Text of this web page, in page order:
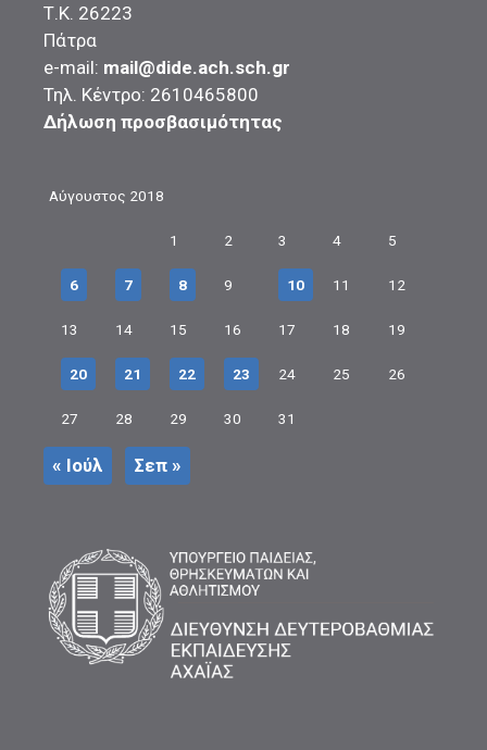
Τ.Κ. 26223
Πάτρα
e-mail: mail@dide.ach.sch.gr
Τηλ. Κέντρο: 2610465800
Δήλωση προσβασιμότητας
Αύγουστος 2018
1 2 3 4 5
6 7 8 9 10 11 12
13 14 15 16 17 18 19
20 21 22 23 24 25 26
27 28 29 30 31
« Ιούλ Σεπ »